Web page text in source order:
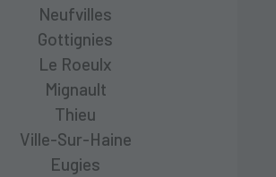
Neufvilles
Gottignies
Le Roeulx
Mignault
Thieu
Ville-Sur-Haine
Eugies